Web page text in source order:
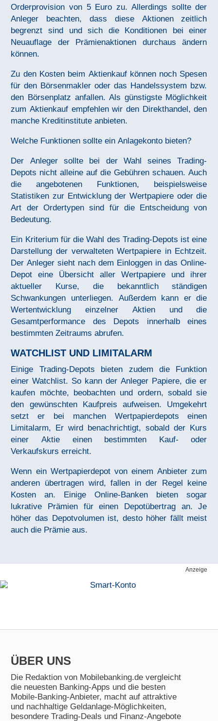
Orderprovision von 5 Euro zu. Allerdings sollte der
Anleger beachten, dass diese Aktionen zeitlich
begrenzt sind und sich die Konditionen bei einer
Neuauflage der Prämienaktionen durchaus ändern
können.
Zu den Kosten beim Aktienkauf können noch Spesen
für den Börsenmakler oder das Handelssystem bzw.
den Börsenplatz anfallen. Als günstigste Möglichkeit
zum Aktienkauf empfehlen wir den Direkthandel, den
manche Kreditinstitute anbieten.
Welche Funktionen sollte ein Anlagekonto bieten?
Der Anleger sollte bei der Wahl seines Trading-
Depots nicht alleine auf die Gebühren schauen. Auch
die angebotenen Funktionen, beispielsweise
Statistiken zur Entwicklung der Wertpapiere oder die
Art der Ordertypen sind für die Entscheidung von
Bedeutung.
Ein Kriterium für die Wahl des Trading-Depots ist eine
Darstellung der verwalteten Wertpapiere in Echtzeit.
Der Anleger sieht nach dem Einloggen in das Online-
Depot eine Übersicht aller Wertpapiere und ihrer
aktueller Kurse, die bekanntlich ständigen
Schwankungen unterliegen. Außerdem kann er die
Wertentwicklung einzelner Aktien und die
Gesamtperformance des Depots innerhalb eines
bestimmten Zeitraums abrufen.
WATCHLIST UND LIMITALARM
Einige Trading-Depots bieten zudem die Funktion
einer Watchlist. So kann der Anleger Papiere, die er
kaufen möchte, beobachten und ordern, sobald sie
den gewünschten Kaufpreis aufweisen. Umgekehrt
setzt er bei manchen Wertpapierdepots einen
Limitalarm, Er wird benachrichtigt, sobald der Kurs
einer Aktie einen bestimmten Kauf- oder
Verkaufskurs erreicht.
Wenn ein Wertpapierdepot von einem Anbieter zum
anderen übertragen wird, fallen in der Regel keine
Kosten an. Einige Online-Banken bieten sogar
lukrative Prämien für einen Depotübertrag an. Je
höher das Depotvolumen ist, desto höher fällt meist
auch die Prämie aus.
Anzeige
ÜBER UNS
Die Redaktion von Mobilebanking.de vergleicht
die neuesten Banking-Apps und die besten
Mobile-Banking-Anbieter, macht auf attraktive
und nachhaltige Geldanlage-Möglichkeiten,
besondere Trading-Deals und Finanz-Angebote